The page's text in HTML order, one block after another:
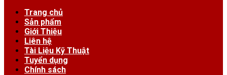
Trang chủ
Sản phẩm
Giới Thiệu
Liên hệ
Tài Liệu Kỹ Thuật
Tuyển dụng
Chính sách